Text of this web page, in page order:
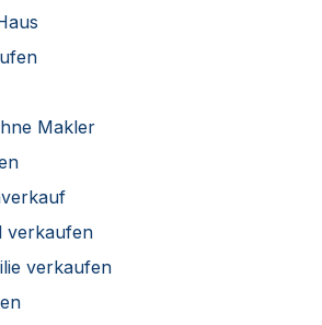
Makler
verkaufen
verkaufen